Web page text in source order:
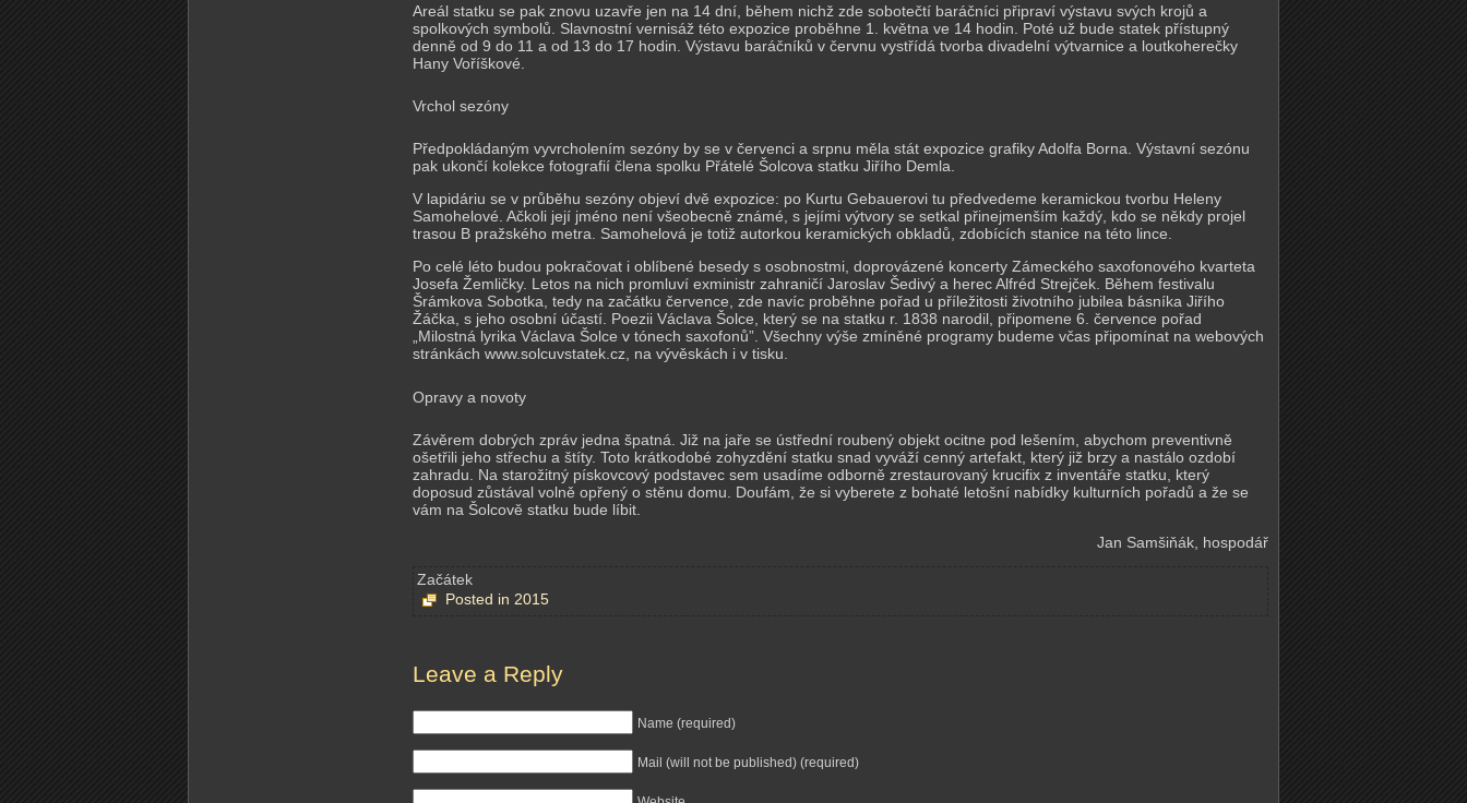
Areál statku se pak znovu uzavře jen na 14 dní, během nichž zde sobotečtí baráčníci připraví výstavu svých krojů a
spolkových symbolů. Slavnostní vernisáž této expozice proběhne 1. května ve 14 hodin. Poté už bude statek přístupný
denně od 9 do 11 a od 13 do 17 hodin. Výstavu baráčníků v červnu vystřídá tvorba divadelní výtvarnice a loutkoherečky
Hany Voříškové.
Vrchol sezóny
Předpokládaným vyvrcholením sezóny by se v červenci a srpnu měla stát expozice grafiky Adolfa Borna. Výstavní sezónu
pak ukončí kolekce fotografií člena spolku Přátelé Šolcova statku Jiřího Demla.
V lapidáriu se v průběhu sezóny objeví dvě expozice: po Kurtu Gebauerovi tu předvedeme keramickou tvorbu Heleny
Samohelové. Ačkoli její jméno není všeobecně známé, s jejími výtvory se setkal přinejmenším každý, kdo se někdy projel
trasou B pražského metra. Samohelová je totiž autorkou keramických obkladů, zdobících stanice na této lince.
Po celé léto budou pokračovat i oblíbené besedy s osobnostmi, doprovázené koncerty Zámeckého saxofonového kvarteta
Josefa Žemličky. Letos na nich promluví exministr zahraničí Jaroslav Šedivý a herec Alfréd Strejček. Během festivalu
Šrámkova Sobotka, tedy na začátku července, zde navíc proběhne pořad u příležitosti životního jubilea básníka Jiřího
Žáčka, s jeho osobní účastí. Poezii Václava Šolce, který se na statku r. 1838 narodil, připomene 6. července pořad
„Milostná lyrika Václava Šolce v tónech saxofonů”. Všechny výše zmíněné programy budeme včas připomínat na webových
stránkách www.solcuvstatek.cz, na vývěskách i v tisku.
Opravy a novoty
Závěrem dobrých zpráv jedna špatná. Již na jaře se ústřední roubený objekt ocitne pod lešením, abychom preventivně
ošetřili jeho střechu a štíty. Toto krátkodobé zohyzdění statku snad vyváží cenný artefakt, který již brzy a nastálo ozdobí
zahradu. Na starožitný pískovcový podstavec sem usadíme odborně zrestaurovaný krucifix z inventáře statku, který
doposud zůstával volně opřený o stěnu domu. Doufám, že si vyberete z bohaté letošní nabídky kulturních pořadů a že se
vám na Šolcově statku bude líbit.
Jan Samšiňák, hospodář
Začátek
Posted in 2015
Leave a Reply
Name (required)
Mail (will not be published) (required)